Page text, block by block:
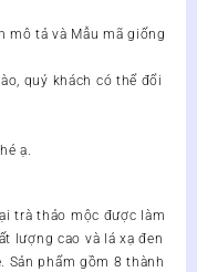
mô tả và Mẫu mã giống
quý khách có thể đổi
ạ.
trà thảo mộc được làm
lượng cao và lá xạ đen
Sản phẩm gồm 8 thành